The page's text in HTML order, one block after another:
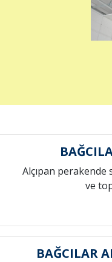
Alçıpan perakende
ve
BAĞCILAR